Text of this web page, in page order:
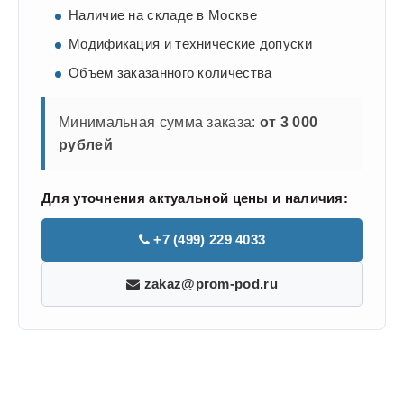
Наличие на складе в Москве
Модификация и технические допуски
Объем заказанного количества
Минимальная сумма заказа: от 3 000
рублей
Для уточнения актуальной цены и наличия:
+7 (499) 229 4033
zakaz@prom-pod.ru